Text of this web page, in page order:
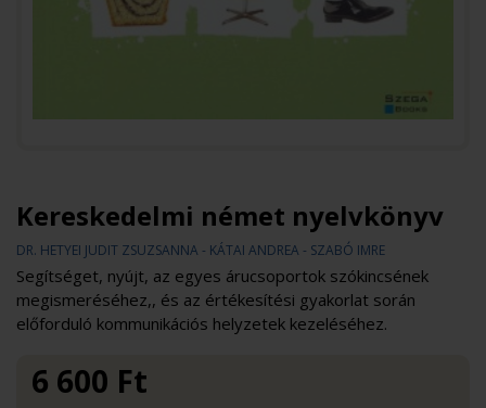
Kereskedelmi német nyelvkönyv
DR. HETYEI JUDIT ZSUZSANNA - KÁTAI ANDREA - SZABÓ IMRE
Segítséget, nyújt, az egyes árucsoportok szókincsének
megismeréséhez,, és az értékesítési gyakorlat során
előforduló kommunikációs helyzetek kezeléséhez.
6 600 Ft